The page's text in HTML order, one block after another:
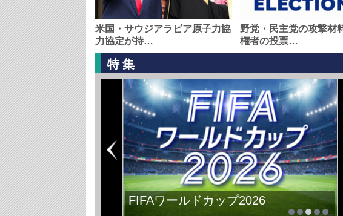
米国・サウジアラビア原子力協
力協定が持…
野党・民主党の攻撃材
権者の投票…
特集
FIFAワールドカップ2026